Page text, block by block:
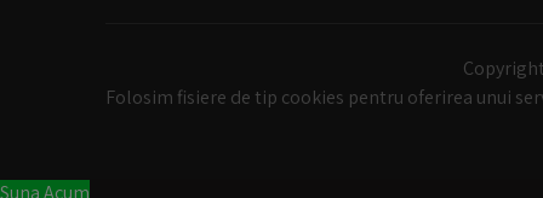
Folosim fisiere de tip cookies pentru oferirea unui
Suna Acum